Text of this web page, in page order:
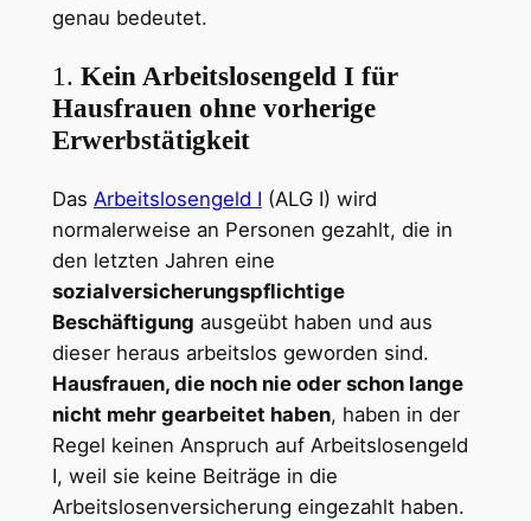
genau bedeutet.
1. Kein Arbeitslosengeld I für
Hausfrauen ohne vorherige
Erwerbstätigkeit
Das Arbeitslosengeld I (ALG I) wird
normalerweise an Personen gezahlt, die in
den letzten Jahren eine
sozialversicherungspflichtige
Beschäftigung ausgeübt haben und aus
dieser heraus arbeitslos geworden sind.
Hausfrauen, die noch nie oder schon lange
nicht mehr gearbeitet haben, haben in der
Regel keinen Anspruch auf Arbeitslosengeld
I, weil sie keine Beiträge in die
Arbeitslosenversicherung eingezahlt haben.